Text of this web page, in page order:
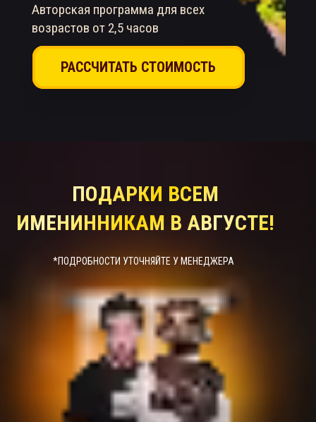
РАССЧИТАТЬ СТОИМОСТЬ
Авторская программа для всех
возрастов от 2,5 часов
*ПОДРОБНОСТИ УТОЧНЯЙТЕ У МЕНЕДЖЕРА
ПОДАРКИ ВСЕМ
ИМЕНИННИКАМ В АВГУСТЕ!